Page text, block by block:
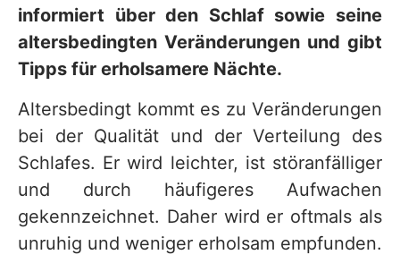
informiert über den Schlaf sowie seine
altersbedingten Veränderungen und gibt
Tipps für erholsamere Nächte.
Altersbedingt kommt es zu Veränderungen
bei der Qualität und der Verteilung des
Schlafes. Er wird leichter, ist störanfälliger
und durch häufigeres Aufwachen
gekennzeichnet. Daher wird er oftmals als
unruhig und weniger erholsam empfunden.